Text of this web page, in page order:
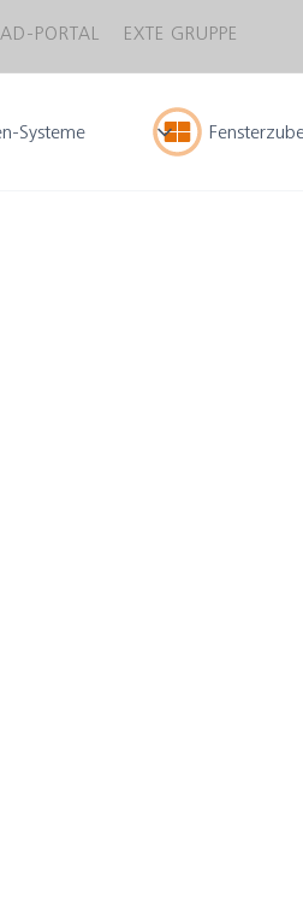
PORTAL EXTE GRUPPE
Systeme